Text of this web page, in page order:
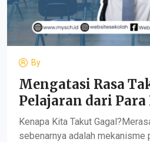
By
Mengatasi Rasa
Pelajaran dari
Kenapa Kita Takut
sebenarnya adalah mekanisme